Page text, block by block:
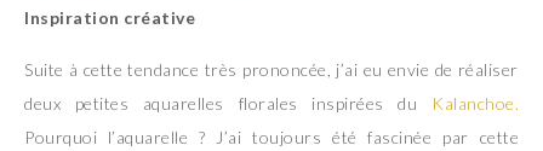
Inspiration créative
Suite à cette tendance très prononcée, j’ai eu envie de réaliser
deux petites aquarelles florales inspirées du
Kalanchoe.
Pourquoi l’aquarelle ? J’ai toujours été fascinée par cette